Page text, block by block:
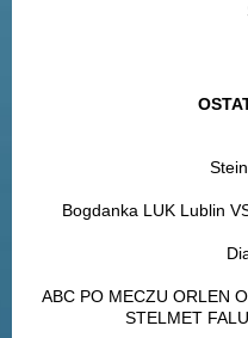
Bogdanka LUK Lublin
ABC PO MECZU ORLEN
STELMET